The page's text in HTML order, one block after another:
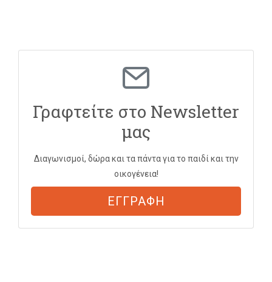
Γραφτείτε στο Newsletter
μας
Διαγωνισμοί, δώρα και τα πάντα για το παιδί και την
οικογένεια!
ΕΓΓΡΑΦΗ